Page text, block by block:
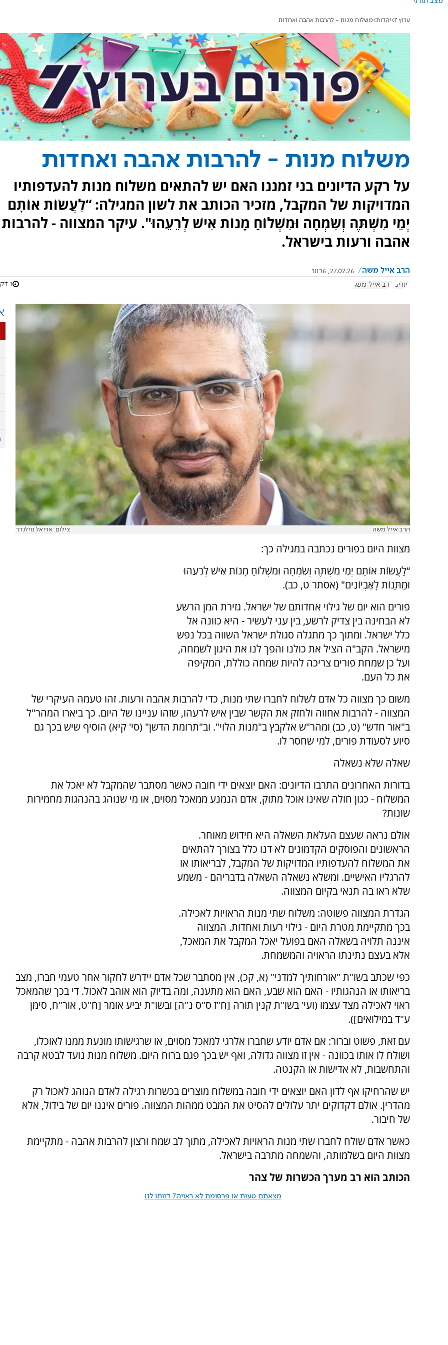
ערוץ 7 יהדות משלוח מנות - להרבות אהבה ואחדות
משלוח מנות - להרבות אהבה ואחדות
על רקע הדיונים בני זמננו האם יש להתאים משלוח מנות להעדפותיו
המדויקות של המקבל, מזכיר הכותב את לשון המגילה: “לַעֲשׂוֹת אוֹתָם
יְמֵי מִשְׁתֶּה וְשִׂמְחָה וּמִשְׁלוֹחַ מָנוֹת אִישׁ לְרֵעֵהוּ". עיקר המצווה - להרבות
אהבה ורעות בישראל.
הרב אייל משה
27.02.26, 10:16
פורים הרב אייל משה 1 דקות
הרב אייל משה צילום: אריאל נוילנדר
מצוות היום בפורים נכתבה במגילה כך:
“לַעֲשׂוֹת אוֹתָם יְמֵי מִשְׁתֶּה וְשִׂמְחָה וּמִשְׁלוֹחַ מָנוֹת אִישׁ לְרֵעֵהוּ
וּמַתָּנוֹת לָאֶבְיוֹנִים" (אסתר ט, כב).
פורים הוא יום של גילוי אחדותם של ישראל. גזירת המן הרשע
לא הבחינה בין צדיק לרשע, בין עני לעשיר - היא כוונה אל
כלל ישראל. ומתוך כך מתגלה סגולת ישראל השווה בכל נפש
מישראל. הקב"ה הציל את כולנו והפך לנו את היגון לשמחה,
ועל כן שמחת פורים צריכה להיות שמחה כוללת, המקיפה
את כל העם.
משום כך מצווה כל אדם לשלוח לחברו שתי מנות, כדי להרבות אהבה ורעות. זהו טעמה העיקרי של
המצווה - להרבות אחווה ולחזק את הקשר שבין איש לרעהו, שזהו עניינו של היום. כך ביארו המהר"ל
ב"אור חדש" (ט, כב) ומהר"ש אלקבץ ב"מנות הלוי". וב"תרומת הדשן" (סי' קיא) הוסיף שיש בכך גם
סיוע לסעודת פורים, למי שחסר לו.
שאלה שלא נשאלה
בדורות האחרונים התרבו הדיונים: האם יוצאים ידי חובה כאשר מסתבר שהמקבל לא יאכל את
המשלוח - כגון חולה שאינו אוכל מתוק, אדם הנמנע ממאכל מסוים, או מי שנוהג בהנהגות מחמירות
שונות?
אולם נראה שעצם העלאת השאלה היא חידוש מאוחר.
הראשונים והפוסקים הקדמונים לא דנו כלל בצורך להתאים
את המשלוח להעדפותיו המדויקות של המקבל, לבריאותו או
להרגליו האישיים. ומשלא נשאלה השאלה בדבריהם - משמע
שלא ראו בה תנאי בקיום המצווה.
הגדרת המצווה פשוטה: משלוח שתי מנות הראויות לאכילה.
בכך מתקיימת מטרת היום - גילוי רעות ואחדות. המצווה
איננה תלויה בשאלה האם בפועל יאכל המקבל את המאכל,
אלא בעצם נתינתו הראויה והמשמחת.
כפי שכתב בשו"ת "אורחותיך למדני" (א, קכ), אין מסתבר שכל אדם יידרש לחקור אחר טעמי חברו, מצב
בריאותו או הנהגותיו - האם הוא שבע, האם הוא מתענה, ומה בדיוק הוא אוהב לאכול. די בכך שהמאכל
ראוי לאכילה מצד עצמו (ועי' בשו"ת קנין תורה [ח"ז ס"ס נ"ה] ובשו"ת יביע אומר [ח"ט, אור"ח, סימן
ע"ד במילואים]).
עם זאת, פשוט וברור: אם אדם יודע שחברו אלרגי למאכל מסוים, או שרגישותו מונעת ממנו לאוכלו,
ושולח לו אותו בכוונה - אין זו מצווה גדולה, ואף יש בכך פגם ברוח היום. משלוח מנות נועד לבטא קרבה
והתחשבות, לא אדישות או הקנטה.
יש שהרחיקו אף לדון האם יוצאים ידי חובה במשלוח מוצרים בכשרות רגילה לאדם הנוהג לאכול רק
מהדרין. אולם דקדוקים יתר עלולים להסיט את המבט ממהות המצווה. פורים איננו יום של בידול, אלא
של חיבור.
כאשר אדם שולח לחברו שתי מנות הראויות לאכילה, מתוך לב שמח ורצון להרבות אהבה - מתקיימת
מצוות היום בשלמותה, והשמחה מתרבה בישראל.
הכותב הוא רב מערך הכשרות של צהר
מצאתם טעות או פרסומת לא ראויה? דווחו לנו